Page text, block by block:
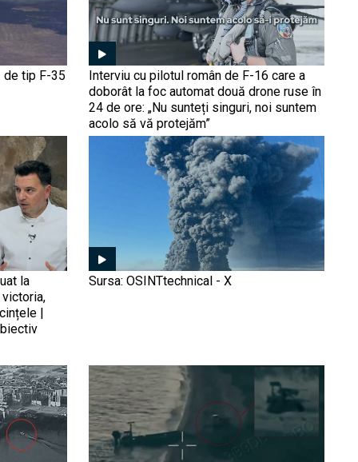
forțele ruse
Fără șoferi, fără echipaj:
Armata SUA dezvoltă
„artileria fantomă” care se
încarcă autonom pe
câmpul de luptă
Nave chineze și japoneze
se șicanează în apropierea
Insulelor Senkaku,
disputate de ambele părți
Avem dovada
(Foto/Video): Ucraina a
deschis oficial vânătoarea
„flotei fantomă” în Marea
Neagră. Imaginile care
arată cum dronele Sea
Baby au lovit petrolierele
Umilința scutului antiaerian
propriul teritoriu
Eficiența „chirurgicală” a
avioanelor Mirage 2000 și
paradoxul apărării aeriene
ucrainene (Foto/Video). De
ce o rată de interceptare
de 98% nu este suficientă
Premieră militară istorică:
de tip F-35
Interviu cu pilotul român de F-16 care a
doborât la foc automat două drone ruse în
24 de ore: „Nu sunteți singuri, noi suntem
acolo să vă protejăm”
la
|
Sursa: OSINTtechnical - X